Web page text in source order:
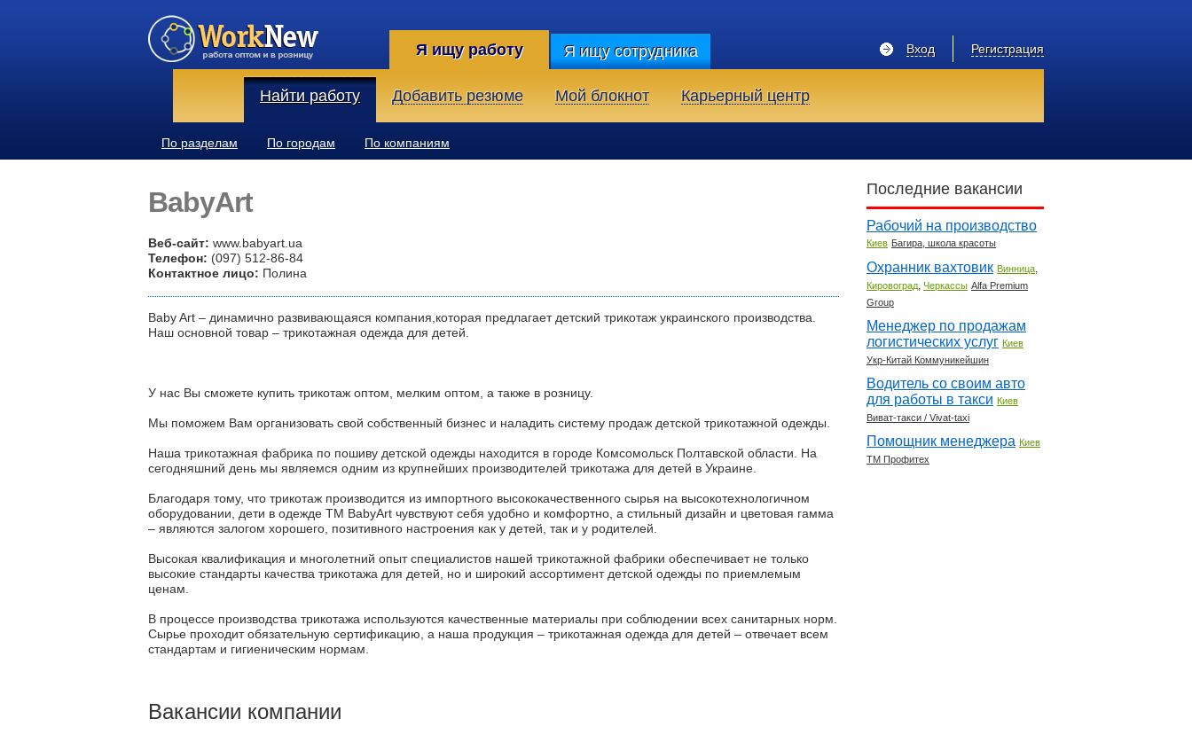
Я ищу работу Я ищу сотрудника Регистрация
Вход
Найти работу Добавить резюме Мой блокнот Карьерный центр
По разделам По городам По компаниям
BabyArt
Веб-сайт: www.babyart.ua
Телефон: (097) 512-86-84
Контактное лицо: Полина
Baby Art – динамично развивающаяся компания,которая предлагает детский трикотаж украинского производства.
Наш основной товар – трикотажная одежда для детей.
У нас Вы сможете купить трикотаж оптом, мелким оптом, а также в розницу.
Мы поможем Вам организовать свой собственный бизнес и наладить систему продаж детской трикотажной одежды.
Наша трикотажная фабрика по пошиву детской одежды находится в городе Комсомольск Полтавской области. На
сегодняшний день мы являемся одним из крупнейших производителей трикотажа для детей в Украине.
Благодаря тому, что трикотаж производится из импортного высококачественного сырья на высокотехнологичном
оборудовании, дети в одежде ТМ BabyArt чувствуют себя удобно и комфортно, а стильный дизайн и цветовая гамма
– являются залогом хорошего, позитивного настроения как у детей, так и у родителей.
Высокая квалификация и многолетний опыт специалистов нашей трикотажной фабрики обеспечивает не только
высокие стандарты качества трикотажа для детей, но и широкий ассортимент детской одежды по приемлемым
ценам.
В процессе производства трикотажа используются качественные материалы при соблюдении всех санитарных норм.
Сырье проходит обязательную сертификацию, а наша продукция – трикотажная одежда для детей – отвечает всем
стандартам и гигиеническим нормам.
Вакансии компании
Последние вакансии
Рабочий на производство
Киев Багира, школа красоты
Охранник вахтовик Винница,
Кировоград, Черкассы Alfa Premium
Group
Менеджер по продажам
логистических услуг Киев
Укр-Китай Коммуникейшин
Водитель со своим авто
для работы в такси Киев
Виват-такси / Vivat-taxi
Помощник менеджера Киев
ТМ Профитех